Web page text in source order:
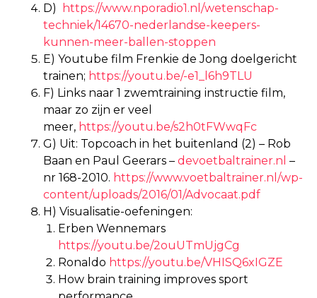
D)
https://www.nporadio1.nl/wetenschap-
techniek/14670-nederlandse-keepers-
kunnen-meer-ballen-stoppen
E) Youtube film Frenkie de Jong doelgericht
trainen; https://youtu.be/-e1_l6h9TLU
F) Links naar 1 zwemtraining instructie film,
maar zo zijn er veel
meer, https://youtu.be/s2h0tFWwqFc
G) Uit: Topcoach in het buitenland (2) – Rob
Baan en Paul Geerars – devoetbaltrainer.nl –
nr 168-2010. https://www.voetbaltrainer.nl/wp-
content/uploads/2016/01/Advocaat.pdf
H) Visualisatie-oefeningen:
Erben Wennemars
https://youtu.be/2ouUTmUjgCg
Ronaldo https://youtu.be/VHISQ6xIGZE
How brain training improves sport